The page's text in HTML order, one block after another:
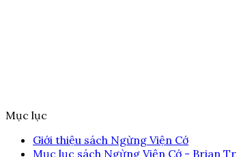
Mục lục
Giới thiệu sách Ngừng Viện Cớ
Mục lục sách Ngừng Viện Cớ - Brian